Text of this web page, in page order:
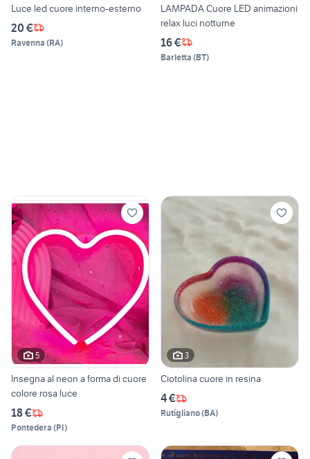
Luce led cuore interno-esterno
20 €
Ravenna (RA)
LAMPADA Cuore LED animazioni
relax luci notturne
16 €
Barletta (BT)
5
Insegna al neon a forma di cuore
colore rosa luce
18 €
Pontedera (PI)
3
Ciotolina cuore in resina
4 €
Rutigliano(BA)